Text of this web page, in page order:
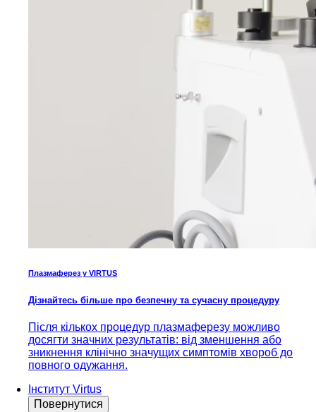
Плазмаферез у VIRTUS
Дізнайтесь більше про безпечну та сучасну процедуру
Після кількох процедур плазмаферезу можливо
досягти значних результатів: від зменшення або
зникнення клінічно значущих симптомів хвороб до
повного одужання.
Інститут Virtus
Повернутися